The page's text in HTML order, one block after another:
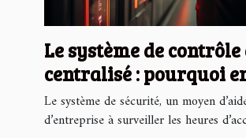
Le système de contrôle
centralisé : pourquoi
avoir ?
Le système de sécurité, un moyen
d’entreprise à surveiller les heures